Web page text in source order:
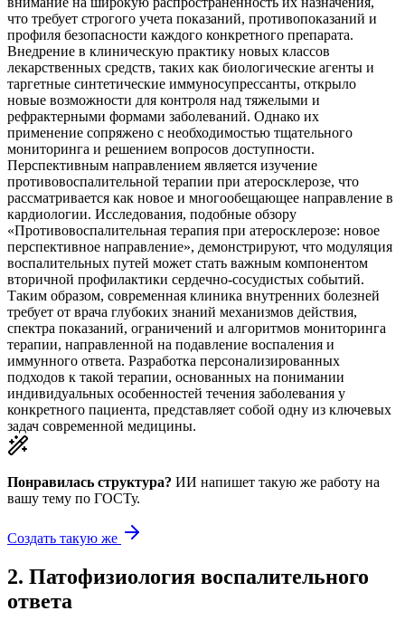
что требует строгого учета показаний, противопоказаний и
профиля безопасности каждого конкретного препарата.
Внедрение в клиническую практику новых классов
лекарственных средств, таких как биологические агенты и
таргетные синтетические иммуносупрессанты, открыло
новые возможности для контроля над тяжелыми и
рефрактерными формами заболеваний. Однако их
применение сопряжено с необходимостью тщательного
мониторинга и решением вопросов доступности.
Перспективным направлением является изучение
противовоспалительной терапии при атеросклерозе, что
рассматривается как новое и многообещающее направление в
кардиологии. Исследования, подобные обзору
«Противовоспалительная терапия при атеросклерозе: новое
перспективное направление», демонстрируют, что модуляция
воспалительных путей может стать важным компонентом
вторичной профилактики сердечно-сосудистых событий.
Таким образом, современная клиника внутренних болезней
требует от врача глубоких знаний механизмов действия,
спектра показаний, ограничений и алгоритмов мониторинга
терапии, направленной на подавление воспаления и
иммунного ответа. Разработка персонализированных
подходов к такой терапии, основанных на понимании
индивидуальных особенностей течения заболевания у
конкретного пациента, представляет собой одну из ключевых
задач современной медицины.
Понравилась структура? ИИ напишет такую же работу на
вашу тему по ГОСТу.
Создать такую же
2. Патофизиология воспалительного
ответа